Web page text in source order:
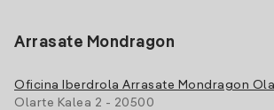
Arrasate Mondragon
Oficina Iberdrola Arrasate Mondragon
Olarte Kalea 2 - 20500